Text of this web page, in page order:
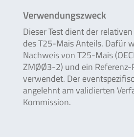
Verwendungszweck
Dieser Test dient der
des T25-Mais Anteils. Dafür
Nachweis von T25-Mais
ZMØØ3-2) und ein Referenz-
verwendet. Der
angelehnt am validierten
Kommission.